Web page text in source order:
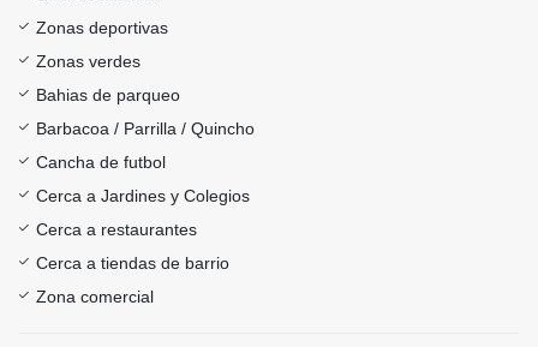
Zonas deportivas
Zonas verdes
Bahias de parqueo
Barbacoa / Parrilla / Quincho
Cancha de futbol
Cerca a Jardines y Colegios
Cerca a restaurantes
Cerca a tiendas de barrio
Zona comercial